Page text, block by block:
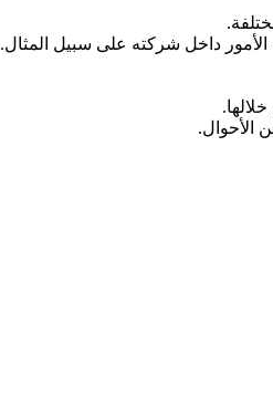
الأمور داخل شركته على سبيل المثال.
الأحوال.